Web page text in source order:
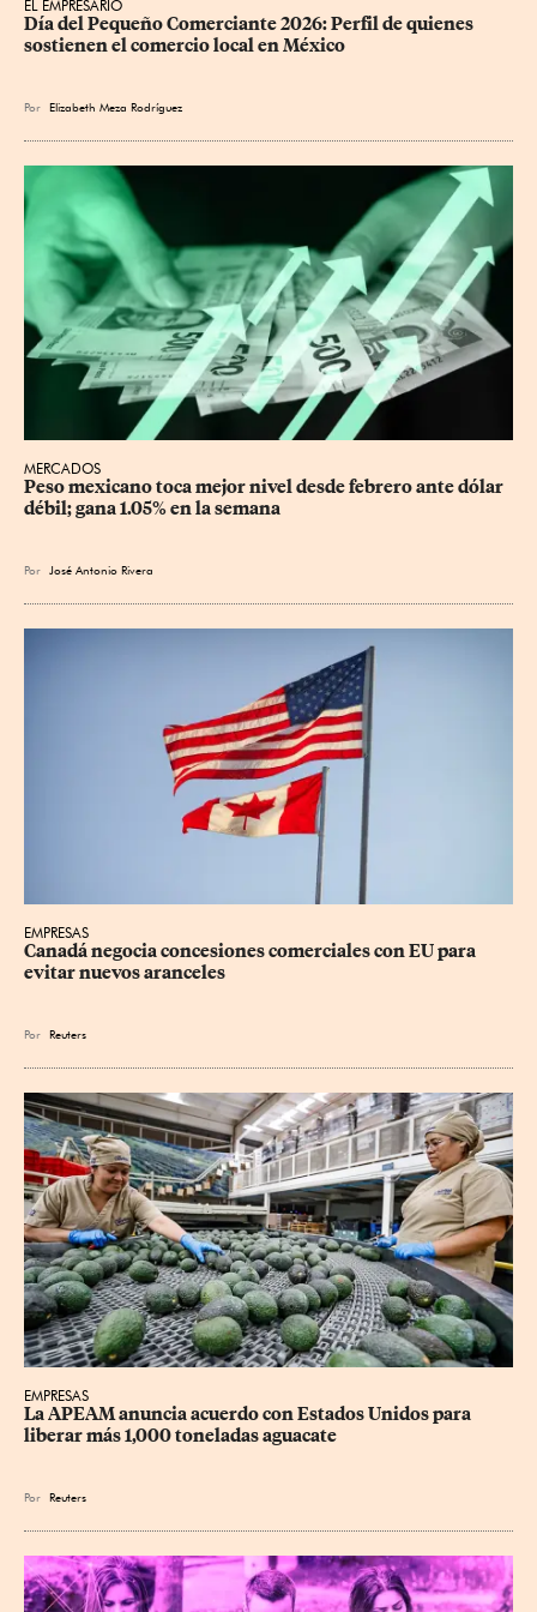
EL EMPRESARIO
Día del Pequeño Comerciante 2026: Perfil de quienes
sostienen el comercio local en México
Por Elizabeth Meza Rodríguez
MERCADOS
Peso mexicano toca mejor nivel desde febrero ante dólar
débil; gana 1.05% en la semana
Por José Antonio Rivera
EMPRESAS
Canadá negocia concesiones comerciales con EU para
evitar nuevos aranceles
Por Reuters
EMPRESAS
La APEAM anuncia acuerdo con Estados Unidos para
liberar más 1,000 toneladas aguacate
Por Reuters